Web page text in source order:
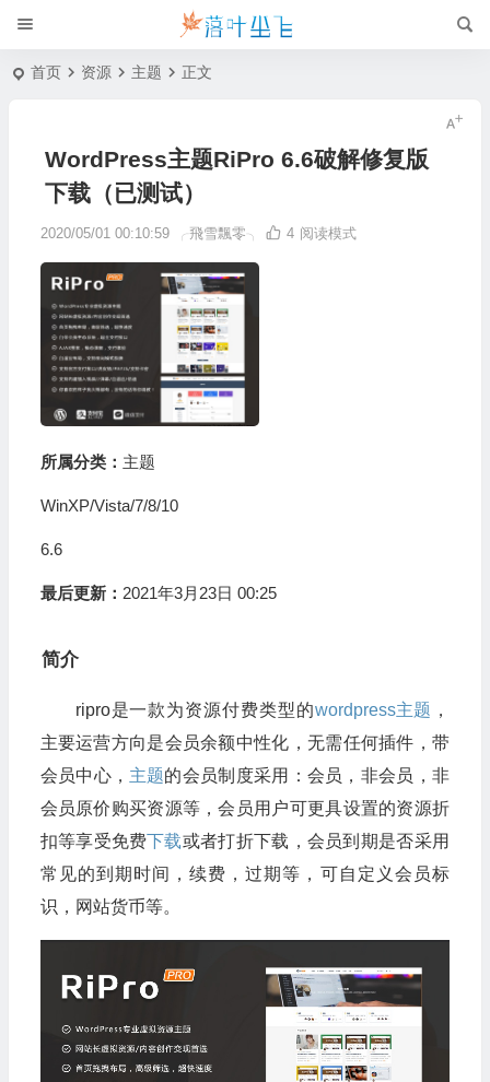
首页 资源 主题 正文
WordPress主题RiPro 6.6破解修复版
下载（已测试）
2020/05/01 00:10:59 ╭飛雪飄零╮ 4 阅读模式
所属分类： 主题
WinXP/Vista/7/8/10
6.6
最后更新： 2021年3月23日 00:25
简介
ripro是一款为资源付费类型的wordpress主题 ，
主要运营方向是会员余额中性化，无需任何插件，带
会员中心， 主题的会员制度采用：会员，非会员，非
会员原价购买资源等，会员用户可更具设置的资源折
扣等享受免费下载或者打折下载，会员到期是否采用
常见的到期时间，续费，过期等，可自定义会员标
识，网站货币等。